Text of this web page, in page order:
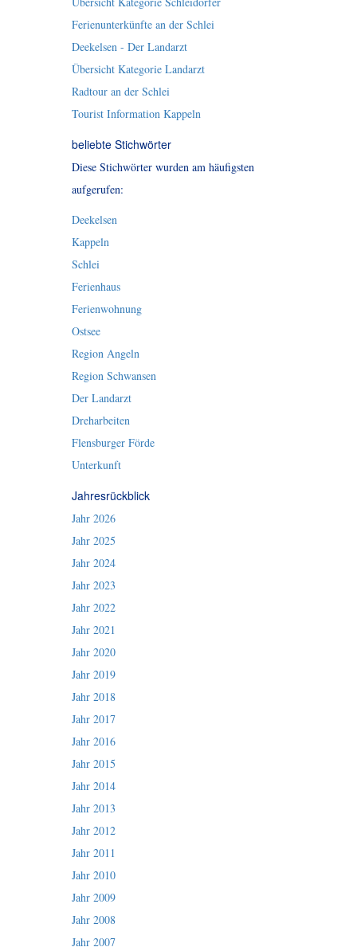
Ferienunterkünfte an der Schlei
Deekelsen - Der Landarzt
Übersicht Kategorie Landarzt
Radtour an der Schlei
Tourist Information Kappeln
beliebte Stichwörter
Diese Stichwörter wurden am häufigsten
aufgerufen:
Deekelsen
Kappeln
Schlei
Ferienhaus
Ferienwohnung
Ostsee
Region Angeln
Region Schwansen
Der Landarzt
Dreharbeiten
Flensburger Förde
Unterkunft
Jahresrückblick
Jahr 2026
Jahr 2025
Jahr 2024
Jahr 2023
Jahr 2022
Jahr 2021
Jahr 2020
Jahr 2019
Jahr 2018
Jahr 2017
Jahr 2016
Jahr 2015
Jahr 2014
Jahr 2013
Jahr 2012
Jahr 2011
Jahr 2010
Jahr 2009
Jahr 2008
Jahr 2007